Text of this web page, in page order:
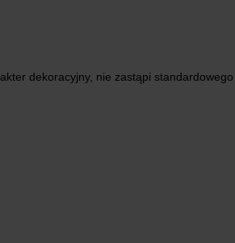
dekoracyjny, nie zastąpi standardowego